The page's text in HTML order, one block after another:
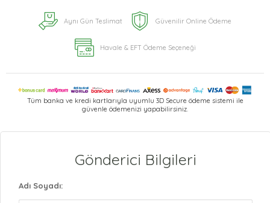
Aynı Gün Teslimat Güvenilir Online Ödeme
Havale & EFT Ödeme Seçeneği
Tüm banka ve kredi kartlarıyla uyumlu 3D Secure ödeme sistemi ile
güvenle ödemenizi yapabilirsiniz.
Gönderici Bilgileri
Adı Soyadı: